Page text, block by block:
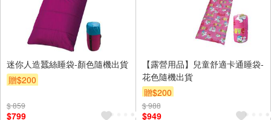
迷你人造蠶絲睡袋-顏色隨機出貨
贈$200
$ 859
$799
【露營用品】兒童舒適卡通睡袋-
花色隨機出貨
贈$200
$ 988
$949